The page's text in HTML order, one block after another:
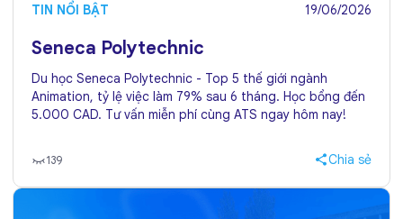
TIN NỔI BẬT 19/06/2026
Seneca Polytechnic
Du học Seneca Polytechnic - Top 5 thế giới ngành
Animation, tỷ lệ việc làm 79% sau 6 tháng. Học bổng đến
5.000 CAD. Tư vấn miễn phí cùng ATS ngay hôm nay!
139 Chia sẻ